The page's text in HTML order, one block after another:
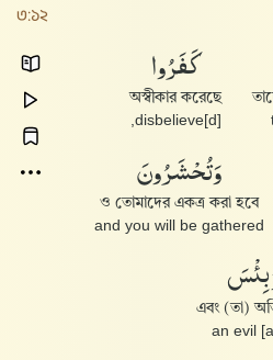
৩:১২
كَفَرُوا۟
অস্বীকার করেছে
disbelieve[d],
وَتُحْشَرُونَ
ও তোমাদের একত্র করা হবে
and you will be gathered
এবং (তা)